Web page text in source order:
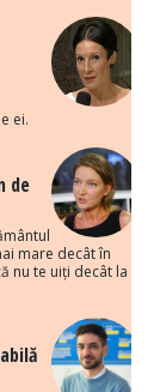
ei.
de
mare decât în
nu te uiți decât la